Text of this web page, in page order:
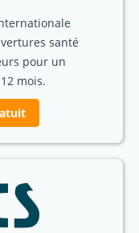
santé
pour un
mois.